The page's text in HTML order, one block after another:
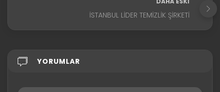
İSTANBUL LIDER TEMIZLIK ŞIRKETI
YORUMLAR